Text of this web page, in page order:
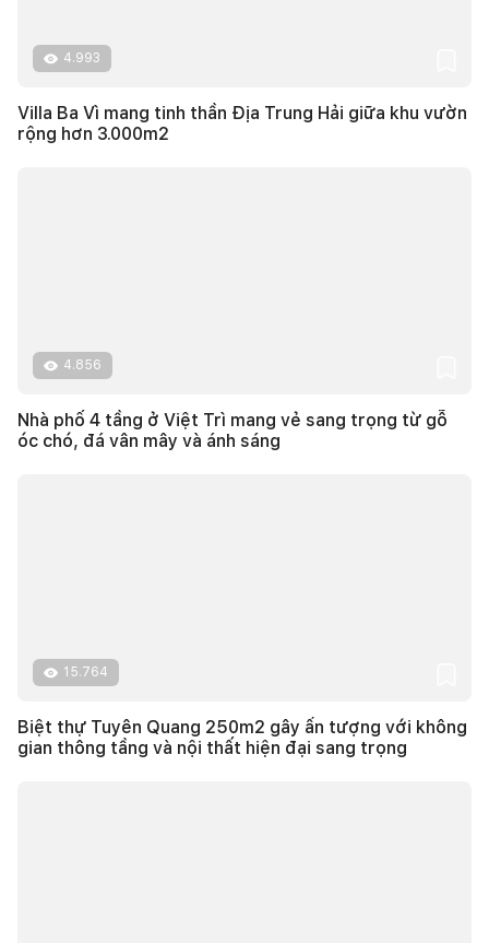
4.993
Villa Ba Vì mang tinh thần Địa Trung Hải giữa khu vườn
rộng hơn 3.000m2
4.856
Nhà phố 4 tầng ở Việt Trì mang vẻ sang trọng từ gỗ
óc chó, đá vân mây và ánh sáng
15.764
Biệt thự Tuyên Quang 250m2 gây ấn tượng với không
gian thông tầng và nội thất hiện đại sang trọng